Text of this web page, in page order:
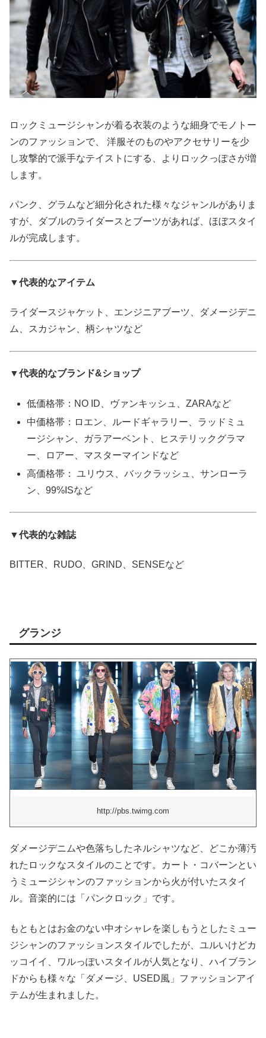
ロックミュージシャンが着る衣装のような細身でモノトー
ンのファッションで、 洋服そのものやアクセサリーを少
し攻撃的で派手なテイストにする、よりロックっぽさが増
します。
パンク、グラムなど細分化された様々なジャンルがありま
すが、ダブルのライダースとブーツがあれば、ほぼスタイ
ルが完成します。
▼代表的なアイテム
ライダースジャケット、エンジニアブーツ、ダメージデニ
ム、スカジャン、柄シャツなど
▼代表的なブランド&ショップ
低価格帯：NO ID、ヴァンキッシュ、ZARAなど
中価格帯：ロエン、ルードギャラリー、ラッドミュ
ージシャン、ガラアーベント、ヒステリックグラマ
ー、ロアー、マスターマインドなど
高価格帯： ユリウス、バックラッシュ、サンローラ
ン、99%ISなど
▼代表的な雑誌
BITTER、RUDO、GRIND、SENSEなど
グランジ
http://pbs.twimg.com
ダメージデニムや色落ちしたネルシャツなど、どこか薄汚
れたロックなスタイルのことです。カート・コバーンとい
うミュージシャンのファッションから火が付いたスタイ
ル。音楽的には「パンクロック」です。
もともとはお金のない中オシャレを楽しもうとしたミュー
ジシャンのファッションスタイルでしたが、ユルいけどカ
ッコイイ、ワルっぽいスタイルが人気となり、ハイブラン
ドからも様々な「ダメージ、USED風」ファッションアイ
テムが生まれました。